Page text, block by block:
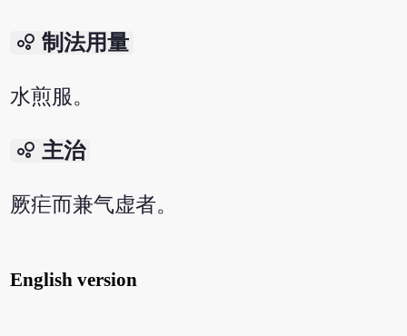
bubble_chart 制法用量
水煎服。
bubble_chart 主治
厥疟而兼气虚者。
English version